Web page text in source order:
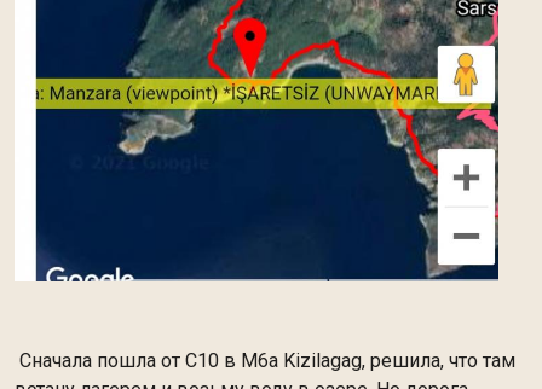
Сначала пошла от С10 в М6а Kizilagag, решила, что там